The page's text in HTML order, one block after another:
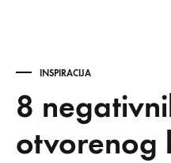
INSPIRACIJA
8
otvorenog